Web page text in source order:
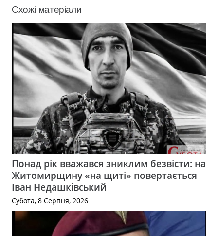
Схожі матеріали
Понад рік вважався зниклим безвісти: на
Житомирщину «на щиті» повертається
Іван Недашківський
Субота, 8 Серпня, 2026